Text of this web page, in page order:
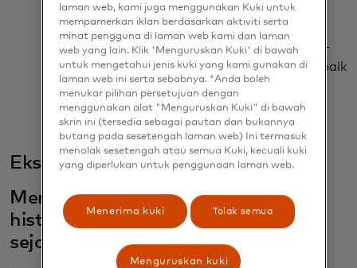
Memunculkan rekomendasi produk
terbaik untuk setiap pelanggan
Mengoptimalkan pengalaman seluler
untuk penemuan produk yang lebih baik
Eksekusi
Menerima dan mengaktifkan data
historis pelanggan pihak pertama
sejak hari pertama
laman web, kami juga menggunakan Kuki untuk
mempamerkan iklan berdasarkan aktiviti serta
minat pengguna di laman web kami dan laman
web yang lain. Klik 'Menguruskan Kuki' di bawah
untuk mengetahui jenis kuki yang kami gunakan di
laman web ini serta sebabnya. *Anda boleh
menukar pilihan persetujuan dengan
menggunakan alat "Menguruskan Kuki" di bawah
skrin ini (tersedia sebagai pautan dan bukannya
butang pada sesetengah laman web) Ini termasuk
menolak sesetengah atau semua Kuki, kecuali kuki
yang diperlukan untuk penggunaan laman web.
Menerima kuki Tolak semua
Menguruskan kuki